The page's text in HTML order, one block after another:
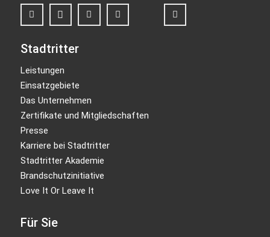
Stadtritter
Leistungen
Einsatzgebiete
Das Unternehmen
Zertifikate und Mitgliedschaften
Presse
Karriere bei Stadtritter
Stadtritter Akademie
Brandschutzinitiative
Love It Or Leave It
Für Sie